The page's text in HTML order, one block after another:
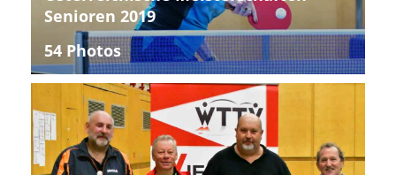
Senioren 2019
54 Photos